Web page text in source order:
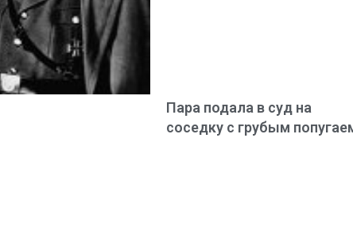
Пара подала в суд на
соседку с грубым